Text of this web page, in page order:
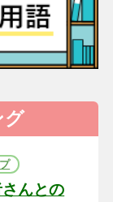
グ
んとの